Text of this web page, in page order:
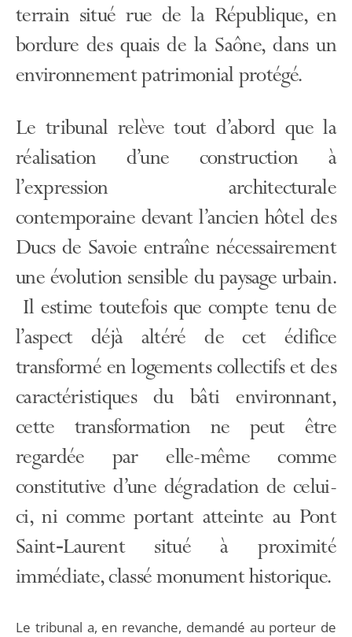
terrain situé rue de la République, en
bordure des quais de la Saône, dans un
environnement patrimonial protégé.
Le tribunal relève tout d’abord que la
réalisation d’une construction à
l’expression architecturale
contemporaine devant l’ancien hôtel des
Ducs de Savoie entraîne nécessairement
une évolution sensible du paysage urbain.
Il estime toutefois que compte tenu de
l’aspect déjà altéré de cet édifice
transformé en logements collectifs et des
caractéristiques du bâti environnant,
cette transformation ne peut être
regardée par elle-même comme
constitutive d’une dégradation de celui-
ci, ni comme portant atteinte au Pont
Saint‑Laurent situé à proximité
immédiate, classé monument historique.
Le tribunal a, en revanche, demandé au porteur de